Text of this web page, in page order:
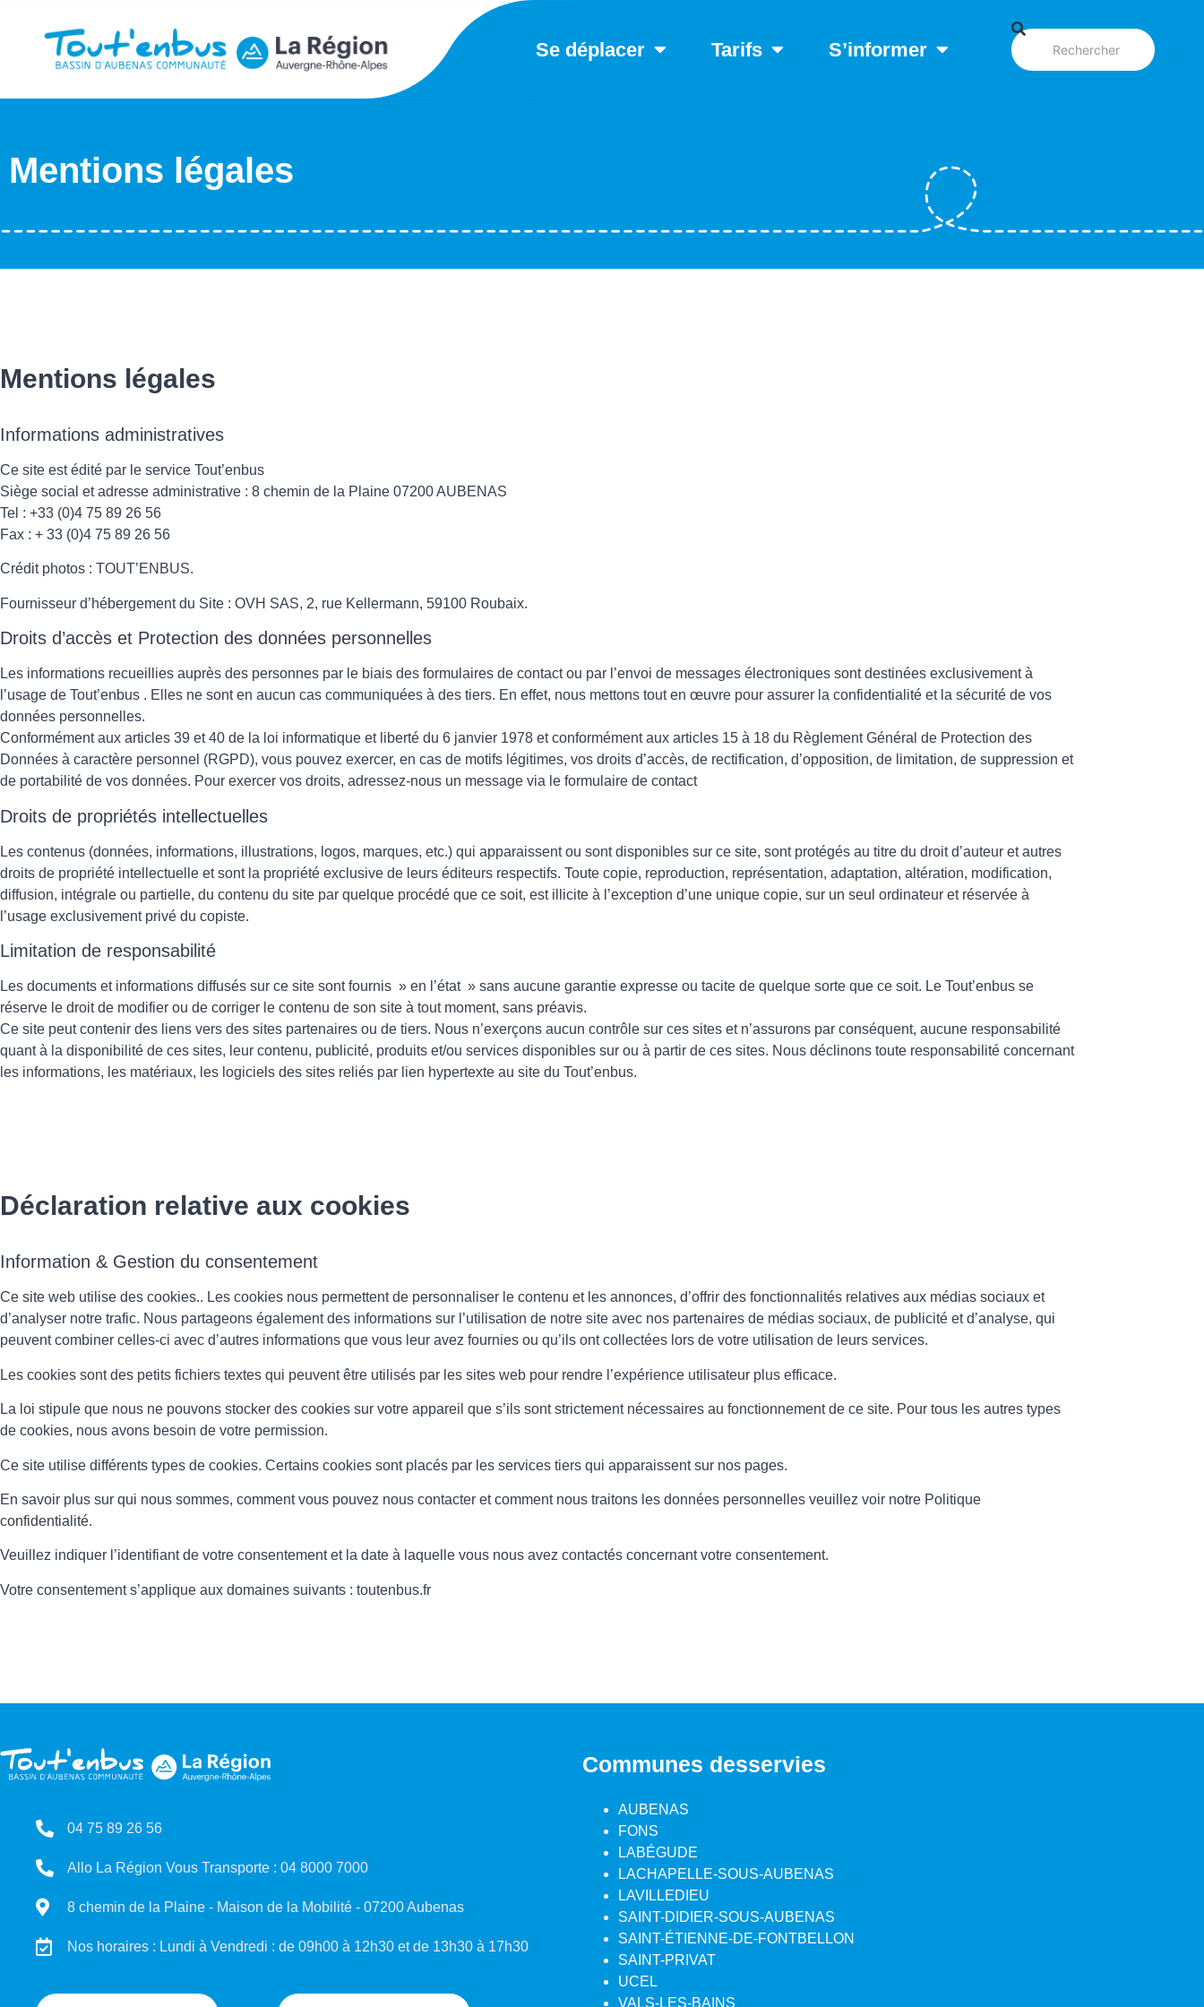
Se déplacer Tarifs S’informer
Mentions légales
Mentions légales
Informations administratives
Ce site est édité par le service Tout’enbus
Siège social et adresse administrative : 8 chemin de la Plaine 07200 AUBENAS
Tel : +33 (0)4 75 89 26 56
Fax : + 33 (0)4 75 89 26 56
Crédit photos : TOUT’ENBUS.
Fournisseur d’hébergement du Site : OVH SAS, 2, rue Kellermann, 59100 Roubaix.
Droits d’accès et Protection des données personnelles
Les informations recueillies auprès des personnes par le biais des formulaires de contact ou par l’envoi de messages électroniques sont destinées exclusivement à
l’usage de Tout’enbus . Elles ne sont en aucun cas communiquées à des tiers. En effet, nous mettons tout en œuvre pour assurer la confidentialité et la sécurité de vos
données personnelles.
Conformément aux articles 39 et 40 de la loi informatique et liberté du 6 janvier 1978 et conformément aux articles 15 à 18 du Règlement Général de Protection des
Données à caractère personnel (RGPD), vous pouvez exercer, en cas de motifs légitimes, vos droits d’accès, de rectification, d’opposition, de limitation, de suppression et
de portabilité de vos données. Pour exercer vos droits, adressez-nous un message via le formulaire de contact
Droits de propriétés intellectuelles
Les contenus (données, informations, illustrations, logos, marques, etc.) qui apparaissent ou sont disponibles sur ce site, sont protégés au titre du droit d’auteur et autres
droits de propriété intellectuelle et sont la propriété exclusive de leurs éditeurs respectifs. Toute copie, reproduction, représentation, adaptation, altération, modification,
diffusion, intégrale ou partielle, du contenu du site par quelque procédé que ce soit, est illicite à l’exception d’une unique copie, sur un seul ordinateur et réservée à
l’usage exclusivement privé du copiste.
Limitation de responsabilité
Les documents et informations diffusés sur ce site sont fournis » en l’état » sans aucune garantie expresse ou tacite de quelque sorte que ce soit. Le Tout’enbus se
réserve le droit de modifier ou de corriger le contenu de son site à tout moment, sans préavis.
Ce site peut contenir des liens vers des sites partenaires ou de tiers. Nous n’exerçons aucun contrôle sur ces sites et n’assurons par conséquent, aucune responsabilité
quant à la disponibilité de ces sites, leur contenu, publicité, produits et/ou services disponibles sur ou à partir de ces sites. Nous déclinons toute responsabilité concernant
les informations, les matériaux, les logiciels des sites reliés par lien hypertexte au site du Tout’enbus.
Déclaration relative aux cookies
Information & Gestion du consentement
Ce site web utilise des cookies.. Les cookies nous permettent de personnaliser le contenu et les annonces, d’offrir des fonctionnalités relatives aux médias sociaux et
d’analyser notre trafic. Nous partageons également des informations sur l’utilisation de notre site avec nos partenaires de médias sociaux, de publicité et d’analyse, qui
peuvent combiner celles-ci avec d’autres informations que vous leur avez fournies ou qu’ils ont collectées lors de votre utilisation de leurs services.
Les cookies sont des petits fichiers textes qui peuvent être utilisés par les sites web pour rendre l’expérience utilisateur plus efficace.
La loi stipule que nous ne pouvons stocker des cookies sur votre appareil que s’ils sont strictement nécessaires au fonctionnement de ce site. Pour tous les autres types
de cookies, nous avons besoin de votre permission.
Ce site utilise différents types de cookies. Certains cookies sont placés par les services tiers qui apparaissent sur nos pages.
En savoir plus sur qui nous sommes, comment vous pouvez nous contacter et comment nous traitons les données personnelles veuillez voir notre Politique
confidentialité.
Veuillez indiquer l’identifiant de votre consentement et la date à laquelle vous nous avez contactés concernant votre consentement.
Votre consentement s’applique aux domaines suivants : toutenbus.fr
04 75 89 26 56
Allo La Région Vous Transporte : 04 8000 7000
8 chemin de la Plaine - Maison de la Mobilité - 07200 Aubenas
Nos horaires : Lundi à Vendredi : de 09h00 à 12h30 et de 13h30 à 17h30
Communes desservies
AUBENAS
FONS
LABÉGUDE
LACHAPELLE-SOUS-AUBENAS
LAVILLEDIEU
SAINT-DIDIER-SOUS-AUBENAS
SAINT-ÉTIENNE-DE-FONTBELLON
SAINT-PRIVAT
UCEL
VALS-LES-BAINS